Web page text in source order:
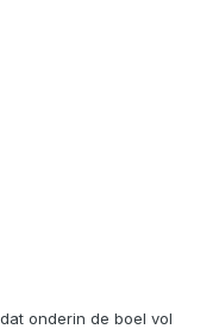
onderin de boel vol